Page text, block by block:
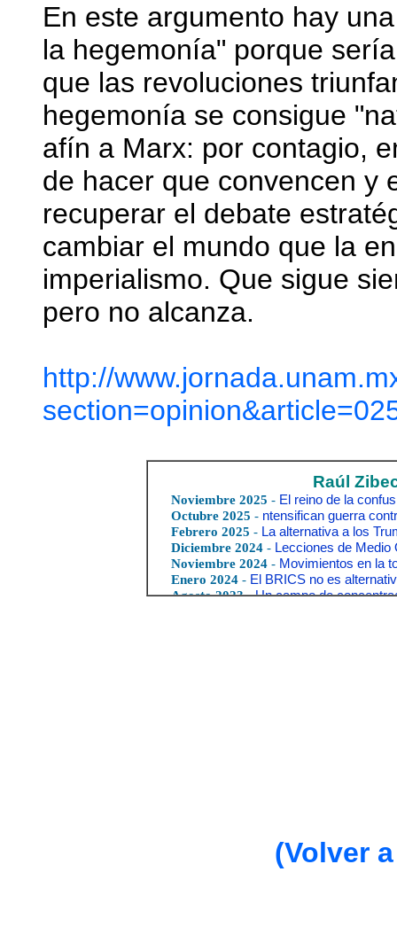
En este argumento hay
la hegemonía" porque
que las revoluciones
hegemonía se consigue
afín a Marx: por contagio,
de hacer que convencen y
recuperar el debate
cambiar el mundo que la
imperialismo. Que sigue
pero no alcanza.
http://
(Volver